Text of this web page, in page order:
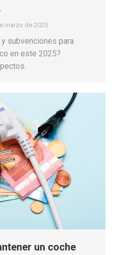
marzo de 2025
subvenciones para
en este 2025?
un coche